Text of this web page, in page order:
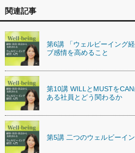
関連記事
第6講 「ウェルビーイング
ブ感情を高めること
第10講 WILLとMUSTを
ある社員とどう関わるか
第5講 二つのウェルビーイ